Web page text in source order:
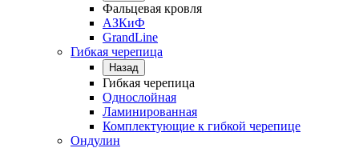
Фальцевая кровля
АЗКиФ
GrandLine
Гибкая черепица
Назад
Гибкая черепица
Однослойная
Ламинированная
Комплектующие к гибкой черепице
Ондулин